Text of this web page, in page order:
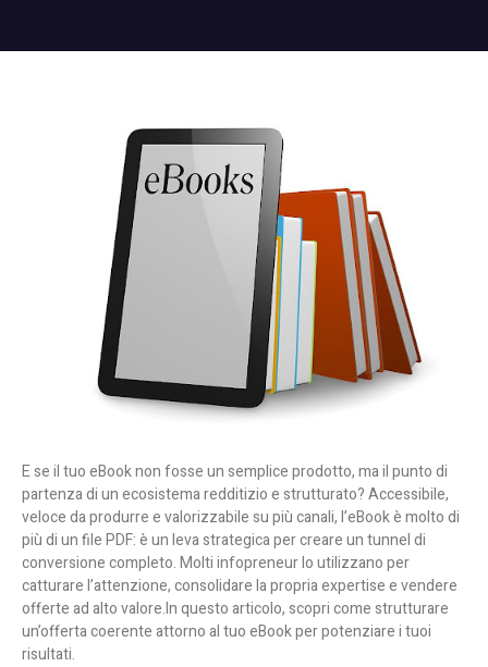
E se il tuo eBook non fosse un semplice prodotto, ma il punto di
partenza di un ecosistema redditizio e strutturato? Accessibile,
veloce da produrre e valorizzabile su più canali, l’eBook è molto di
più di un file PDF: è un leva strategica per creare un tunnel di
conversione completo. Molti infopreneur lo utilizzano per
catturare l’attenzione, consolidare la propria expertise e vendere
offerte ad alto valore.In questo articolo, scopri come strutturare
un’offerta coerente attorno al tuo eBook per potenziare i tuoi
risultati.